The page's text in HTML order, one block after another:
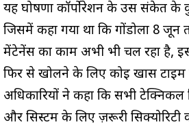
यह घोषणा कॉर्पोरेशन के उस संकेत के
जिसमें कहा गया था कि गोंडोला 8 जून
मेंटेनेंस का काम अभी भी चल रहा है,
फिर से खोलने के लिए कोई खास टाइम
अधिकारियों ने कहा कि सभी
और सिस्टम के लिए ज़रूरी